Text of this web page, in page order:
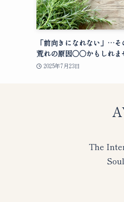
「前向きになれない」…そ
荒れの原因○○かもしれま
2025年7月23日
The